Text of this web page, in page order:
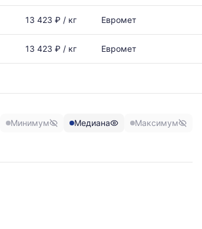
13 423 ₽ / кг Евромет
13 423 ₽ / кг Евромет
Минимум Медиана Максимум